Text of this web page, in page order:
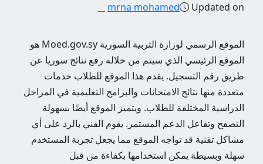
mrna mohamed Updated on
الموقع الرسمي لوزارة التربية السورية Moed.gov.sy هو
الموقع الرئيسي الذي سيتم من خلاله رفع نتائج سوريا عن
طريق رقم التسجيل. يقدم هذا الموقع للطلاب خدمات
متعددة منها نتائج الامتحانات والبرامج التعليمية في المراحل
الدراسية المختلفة للطلاب. ويتميز الموقع أيضًا بسهولة
التصفح وتفاعل الدعم المستمر. يقوم الفني بالرد على أي
مشاكل تقنية قد تواجه الموقع مما يجعل تجربة المستخدم
سهلة وبسيطة يمكن استخدامها بكفاءة من قبل